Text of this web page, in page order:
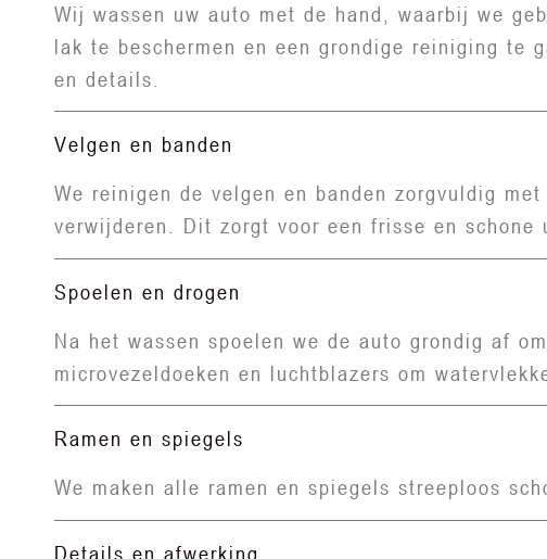
Wij wassen uw auto met de hand, waarbij we
lak te beschermen en een grondige reiniging te
en details.
Velgen en banden
We reinigen de velgen en banden zorgvuldig
verwijderen. Dit zorgt voor een frisse en schone
Spoelen en drogen
Na het wassen spoelen we de auto grondig af
microvezeldoeken en luchtblazers om
Ramen en spiegels
We maken alle ramen en spiegels streeploos
Details en afwerking